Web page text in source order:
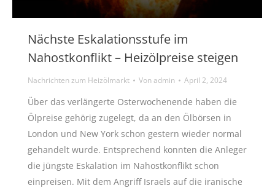
Nächste Eskalationsstufe im
Nahostkonflikt – Heizölpreise steigen
Nachrichten zum Heizölmarkt Vonadmin April 2, 2024
Über das verlängerte Osterwochenende haben die
Ölpreise gehörig zugelegt, da an den Ölbörsen in
London und New York schon gestern wieder normal
gehandelt wurde. Entsprechend konnten die Anleger
die jüngste Eskalation im Nahostkonflikt schon
einpreisen. Mit dem Angriff Israels auf die iranische